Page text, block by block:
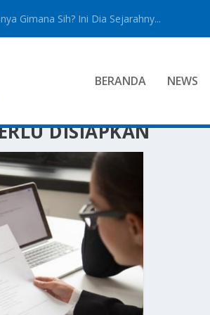
Gimana Sih? Ini Dia Sejarahny...
BERANDA NEWS
DISIAPKAN